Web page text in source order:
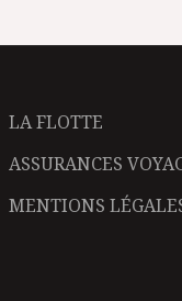
LA FLOTTE
ASSURANCES
MENTIONS